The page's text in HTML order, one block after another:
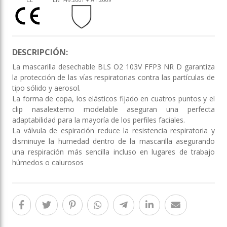
DESCRIPCIÓN:
La mascarilla desechable BLS O2 103V FFP3 NR D garantiza
la protección de las vías respiratorias contra las partículas de
tipo sólido y aerosol.
La forma de copa, los elásticos fijado en cuatros puntos y el
clip nasalexterno modelable aseguran una perfecta
adaptabilidad para la mayoría de los perfiles faciales.
La válvula de espiración reduce la resistencia respiratoria y
disminuye la humedad dentro de la mascarilla asegurando
una respiración más sencilla incluso en lugares de trabajo
húmedos o calurosos